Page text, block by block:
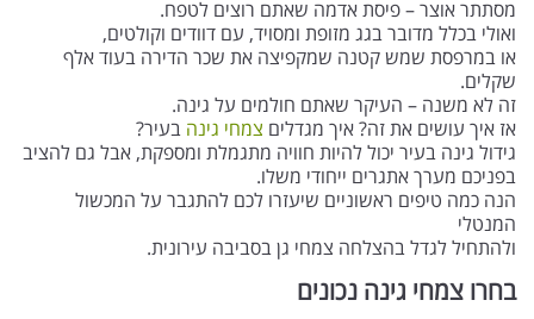
מסתתר אוצר – פיסת אדמה שאתם רוצים לטפח.
ואולי בכלל מדובר בגג מזופת ומסויד, עם דוודים וקולטים,
או במרפסת שמש קטנה שמקפיצה את שכר הדירה בעוד אלף
שקלים.
זה לא משנה – העיקר שאתם חולמים על גינה.
אז איך עושים את זה? איך מגדלים צמחי גינה בעיר?
גידול גינה בעיר יכול להיות חוויה מתגמלת ומספקת, אבל גם להציב
בפניכם מערך אתגרים ייחודי משלו.
הנה כמה טיפים ראשוניים שיעזרו לכם להתגבר על המכשול
המנטלי
ולהתחיל לגדל בהצלחה צמחי גן בסביבה עירונית.
בחרו צמחי גינה נכונים